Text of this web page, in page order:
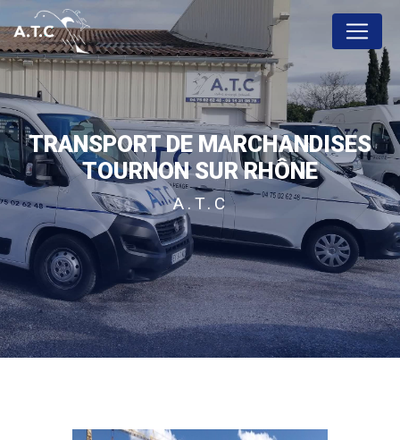
TRANSPORT DE MARCHANDISES
TOURNON SUR RHÔNE
A.T.C
Panneau de gestion des cookies